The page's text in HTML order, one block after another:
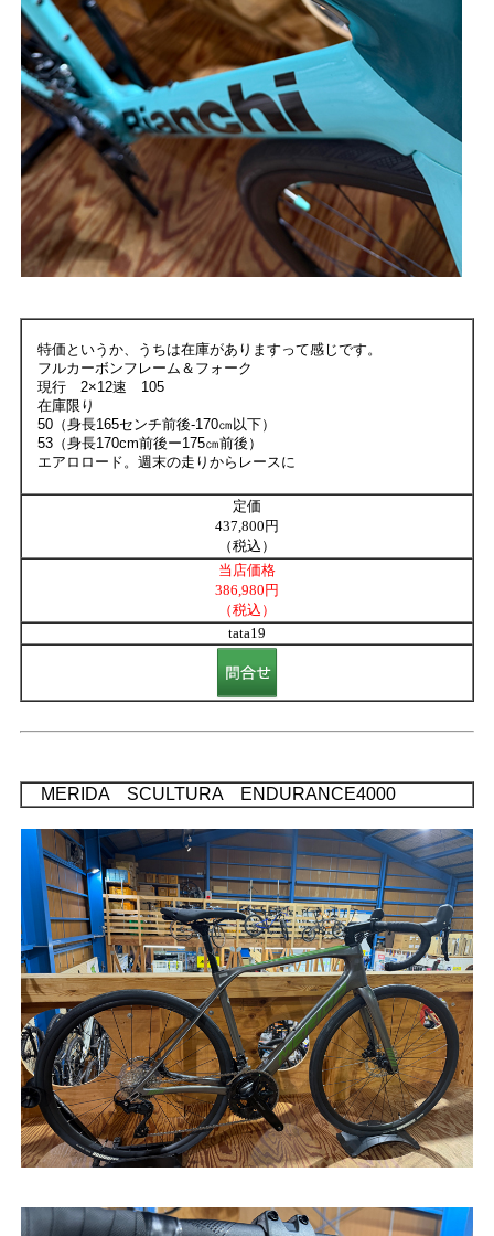
特価というか、うちは在庫がありますって感じです。
フルカーボンフレーム＆フォーク
現行 2×12速 105
在庫限り
50（身長165センチ前後-170㎝以下）
53（身長170cm前後ー175㎝前後）
エアロロード。週末の走りからレースに
定価
437,800円
（税込）
当店価格
386,980円
（税込）
tata19
MERIDA SCULTURA ENDURANCE4000